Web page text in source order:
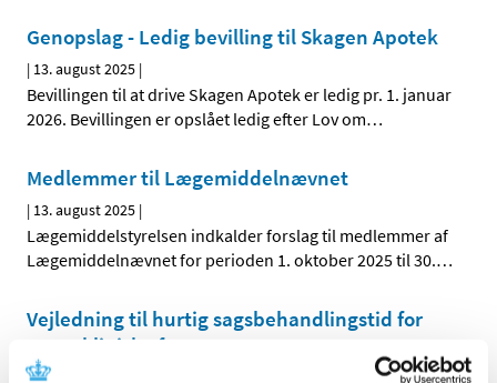
Genopslag - Ledig bevilling til Skagen Apotek
| 13. august 2025 |
Bevillingen til at drive Skagen Apotek er ledig pr. 1. januar
2026. Bevillingen er opslået ledig efter Lov om…
Medlemmer til Lægemiddelnævnet
| 13. august 2025 |
Lægemiddelstyrelsen indkalder forslag til medlemmer af
Lægemiddelnævnet for perioden 1. oktober 2025 til 30.…
Vejledning til hurtig sagsbehandlingstid for
Fase I kliniske forsøg
|7. august 2025